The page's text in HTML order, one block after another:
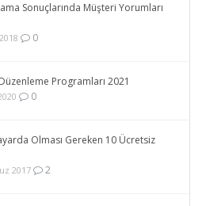
Sonuçlarında Müşteri Yorumları
0
Programları 2021
0
Olması Gereken 10 Ücretsiz
2017 2